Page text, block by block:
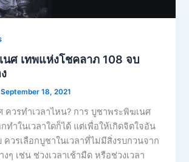
ศ เทพแห่งโชคลาภ 108 จบ
September 18, 2021
ควรทำเวลาไหน? การ บูชาพระพิฆเนศ
ทำในเวลาใดก็ได้ แต่เพื่อให้เกิดจิตใจอัน
ควรเลือกบูชาในเวลาที่ไม่มีสิ่งรบกวนจาก
ๆ เช่น ช่วงเวลาเช้ามืด หรือช่วงเวลา